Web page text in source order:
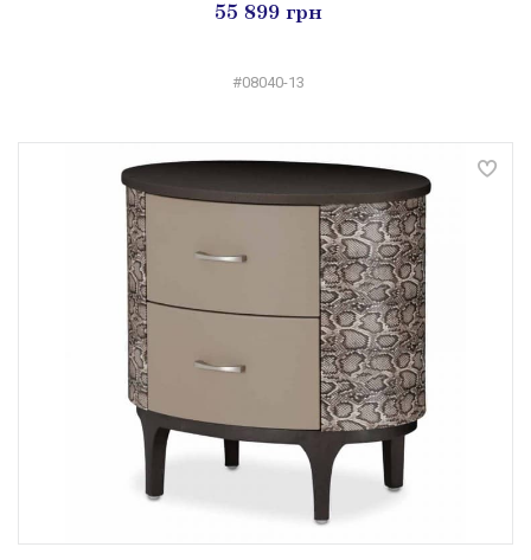
55 899 грн
#08040-13